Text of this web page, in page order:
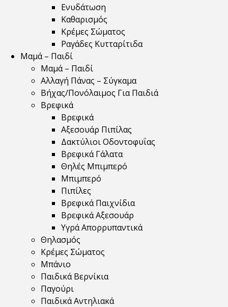
Ενυδάτωση
Καθαρισμός
Κρέμες Σώματος
Ραγάδες Κυτταρίτιδα
Μαμά – Παιδί
Μαμά – Παιδί
Αλλαγή Πάνας – Σύγκαμα
Βήχας/Πονόλαιμος Για Παιδιά
Βρεφικά
Βρεφικά
Αξεσουάρ Πιπίλας
Δακτύλιοι Οδοντοφυΐας
Βρεφικά Γάλατα
Θηλές Μπιμπερό
Μπιμπερό
Πιπίλες
Βρεφικά Παιχνίδια
Βρεφικά Αξεσουάρ
Υγρά Απορρυπαντικά
Θηλασμός
Κρέμες Σώματος
Μπάνιο
Παιδικά Βερνίκια
Παγούρι
Παιδικά Αντηλιακά